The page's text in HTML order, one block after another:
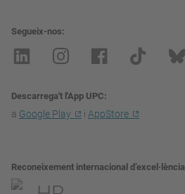
Segueix-nos
Descarrega't l'App UPC
a Google Play i AppStore
Reconeixement internacional d’excel·lència